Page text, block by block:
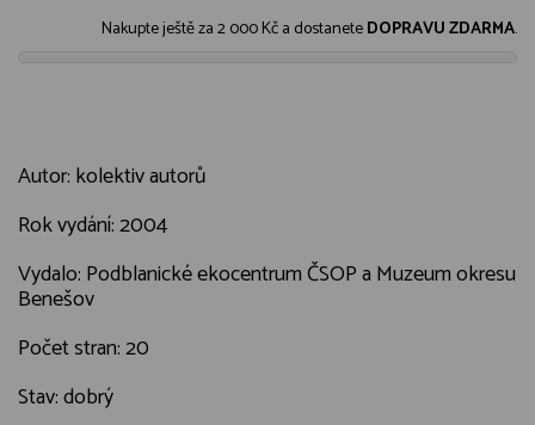
Nakupte ještě za2 000 Kča dostaneteDOPRAVU ZDARMA.
Autor: kolektiv autorů
Rok vydání: 2004
Vydalo: Podblanické ekocentrum ČSOP a Muzeum okresu
Benešov
Počet stran: 20
Stav: dobrý